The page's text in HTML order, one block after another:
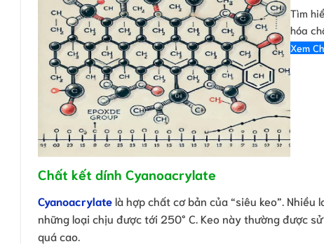
Tìm
hóa
Xem
Chất kết dính Cyanoacrylate
Cyanoacrylatelà hợp chất cơ bản của “siêu keo”.
những loại chịu được tới 250° C. Keo này thường được
quá cao.